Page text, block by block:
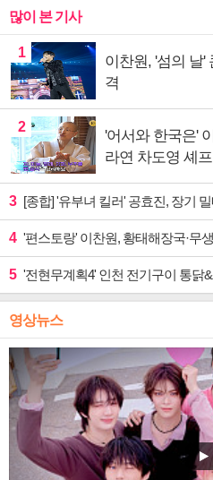
많이 본 기사
1
이찬원, '섬의 날
격
2
'어서와 한국은'
라연 차도영 셰
3 [종합] '유부녀 킬러' 공효진, 장기 밀매
4 '편스토랑' 이찬원, 황태해장국·무생채·
5 '전현무계획4' 인천 전기구이 통닭
영상뉴스